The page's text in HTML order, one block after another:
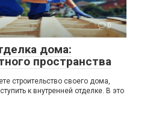
0
дома:
пространства
строительство своего дома,
к внутренней отделке. В это